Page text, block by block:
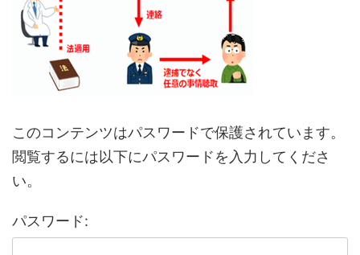
このコンテンツはパスワードで保護されています。
閲覧するには以下にパスワードを入力してくださ
い。
パスワード: